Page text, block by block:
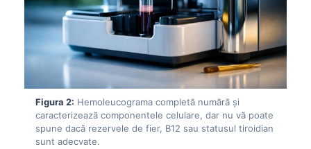
Figura 2: Hemoleucograma completă numără și
caracterizează componentele celulare, dar nu vă poate
spune dacă rezervele de fier, B12 sau statusul tiroidian
sunt adecvate.